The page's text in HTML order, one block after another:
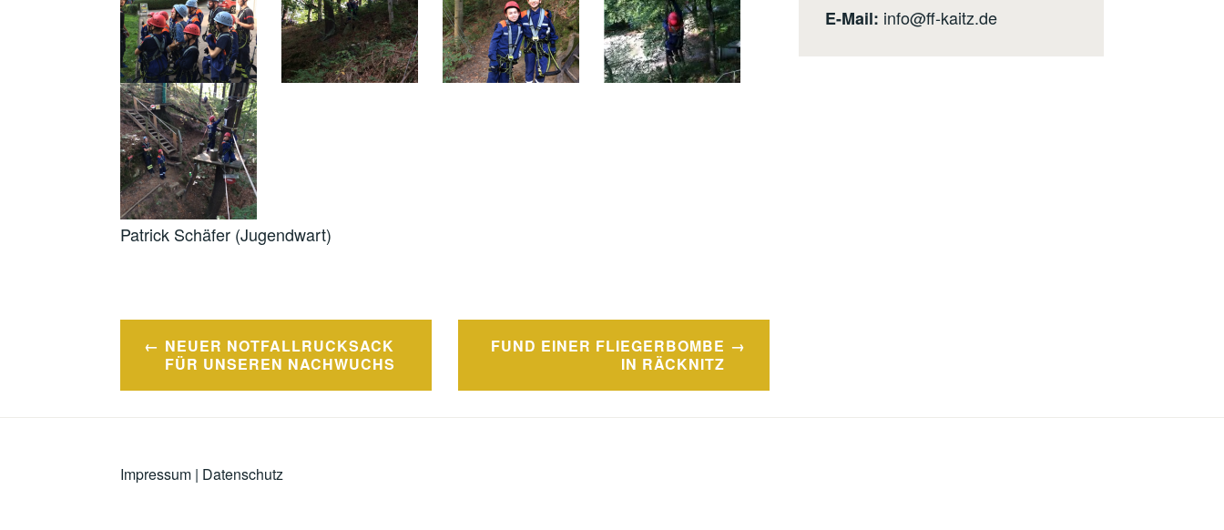
Patrick Schäfer (Jugendwart)
Beitragsnavigation
NEUER NOTFALLRUCKSACK
FÜR UNSEREN NACHWUCHS
FUND EINER FLIEGERBOMBE
IN RÄCKNITZ
E-Mail: info@ff-kaitz.de
Impressum | Datenschutz